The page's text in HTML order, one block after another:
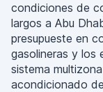
condiciones de
largos a Abu
presupueste en
gasolineras y los
sistema
acondicionado